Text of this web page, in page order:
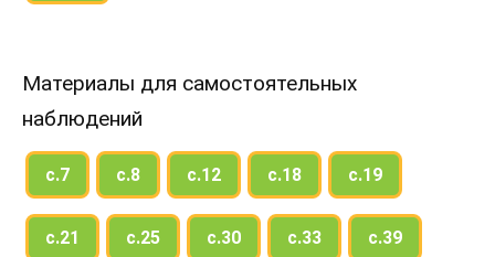
Материалы для самостоятельных
наблюдений
с.7 с.8 с.12 с.18 с.19
с.21 с.25 с.30 с.33 с.39